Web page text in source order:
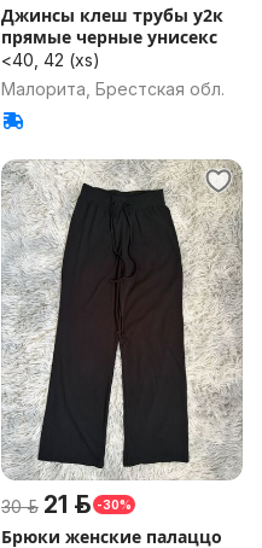
Джинсы клеш трубы у2к
прямые черные унисекс
<40, 42 (xs)
Малорита, Брестская обл.
30 р. 21 р. -30%
Брюки женские палаццо